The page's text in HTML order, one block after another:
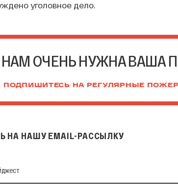
уголовное дело.
НАМ ОЧЕНЬ НУЖНА ВАША
ПОДПИШИТЕСЬ НА РЕГУЛЯРНЫЕ
НА НАШУ EMAIL-РАССЫЛКУ
Email-рассылку